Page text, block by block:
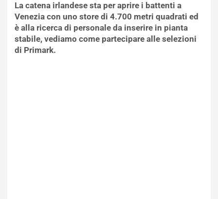
La catena irlandese sta per aprire i battenti a
Venezia con uno store di 4.700 metri quadrati ed
è alla ricerca di personale da inserire in pianta
stabile, vediamo come partecipare alle selezioni
di Primark.